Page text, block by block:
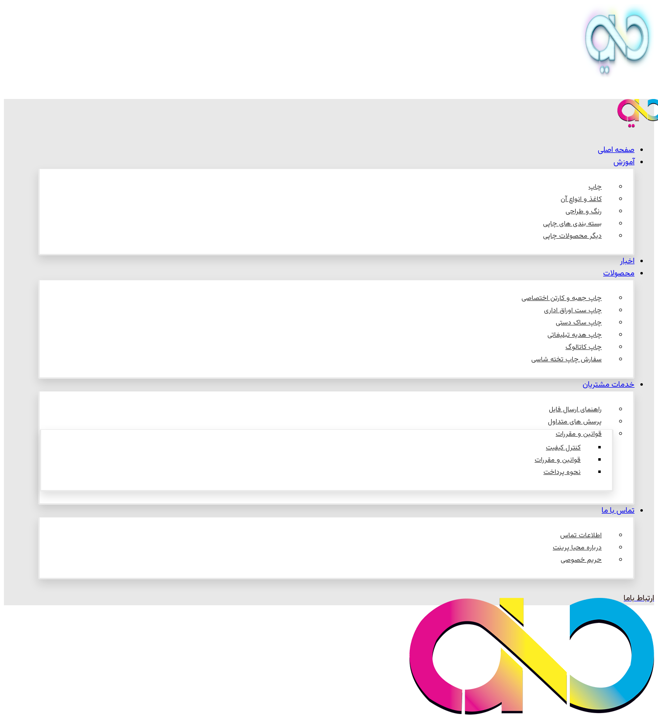
صفحه اصلی
آموزش
چاپ
کاغذ و انواع آن
رنگ و طراحی
بسته بندی های چاپی
دیگر محصولات چاپی
اخبار
محصولات
چاپ جعبه و کارتن اختصاصی
چاپ ست اوراق اداری
چاپ ساک دستی
چاپ هدیه تبلیغاتی
چاپ کاتالوگ
سفارش چاپ تخته شاسی
خدمات مشتریان
راهنمای ارسال فایل
پرسش های متداول
قوانین و مقررات
کنترل کیفیت
قوانین و مقررات
نحوه پرداخت
تماس با ما
اطلاعات تماس
درباره محیا پرینت
حریم خصوصی
ارتباط باما